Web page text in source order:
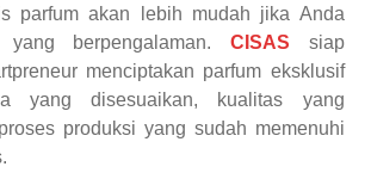
parfum akan lebih mudah jika Anda
berpengalaman. CISAS siap
menciptakan parfum eksklusif
yang disesuaikan, kualitas yang
produksi yang sudah memenuhi